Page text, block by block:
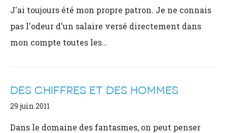
J'ai toujours été mon propre patron. Je ne connais
pas l'odeur d'un salaire versé directement dans
mon compte toutes les…
DES CHIFFRES ET DES HOMMES
29 juin 2011
Dans le domaine des fantasmes, on peut penser